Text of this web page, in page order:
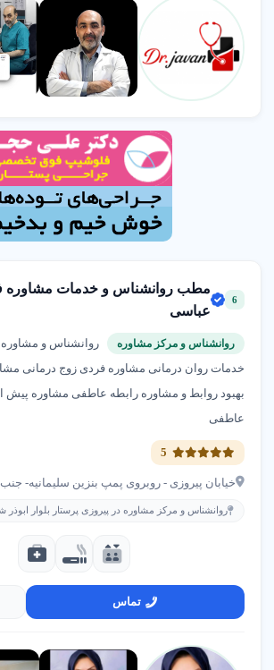
6
مطب روانشناس و خدمات مشاوره
عباسی
روانشناس و مرکز مشاوره
روانشناس و
خدمات روان درمانی مشاوره فردی زوج درمانی
بهبود روابط و مشاوره رابطه عاطفی مشاوره
عاطفی
خیابان پیروزی - روبروی پمپ بنزین سلیمانیه-
روانشناس و مرکز مشاوره در پیروزی پرستار بلوار ابوذر
تماس